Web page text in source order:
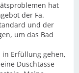
hat
der Fa.
und der
um das Bad
Erfüllung gehen,
Duschtasse